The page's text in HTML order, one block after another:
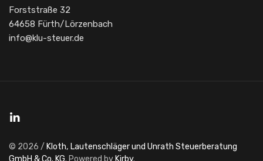
Forststraße 32
64658 Fürth/Lörzenbach
info@klu-steuer.de
© 2026 / Kloth, Lautenschläger und Unrath Steuerberatung